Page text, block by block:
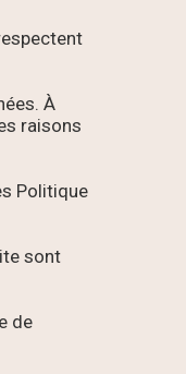
À
raisons
Politique
sont
de